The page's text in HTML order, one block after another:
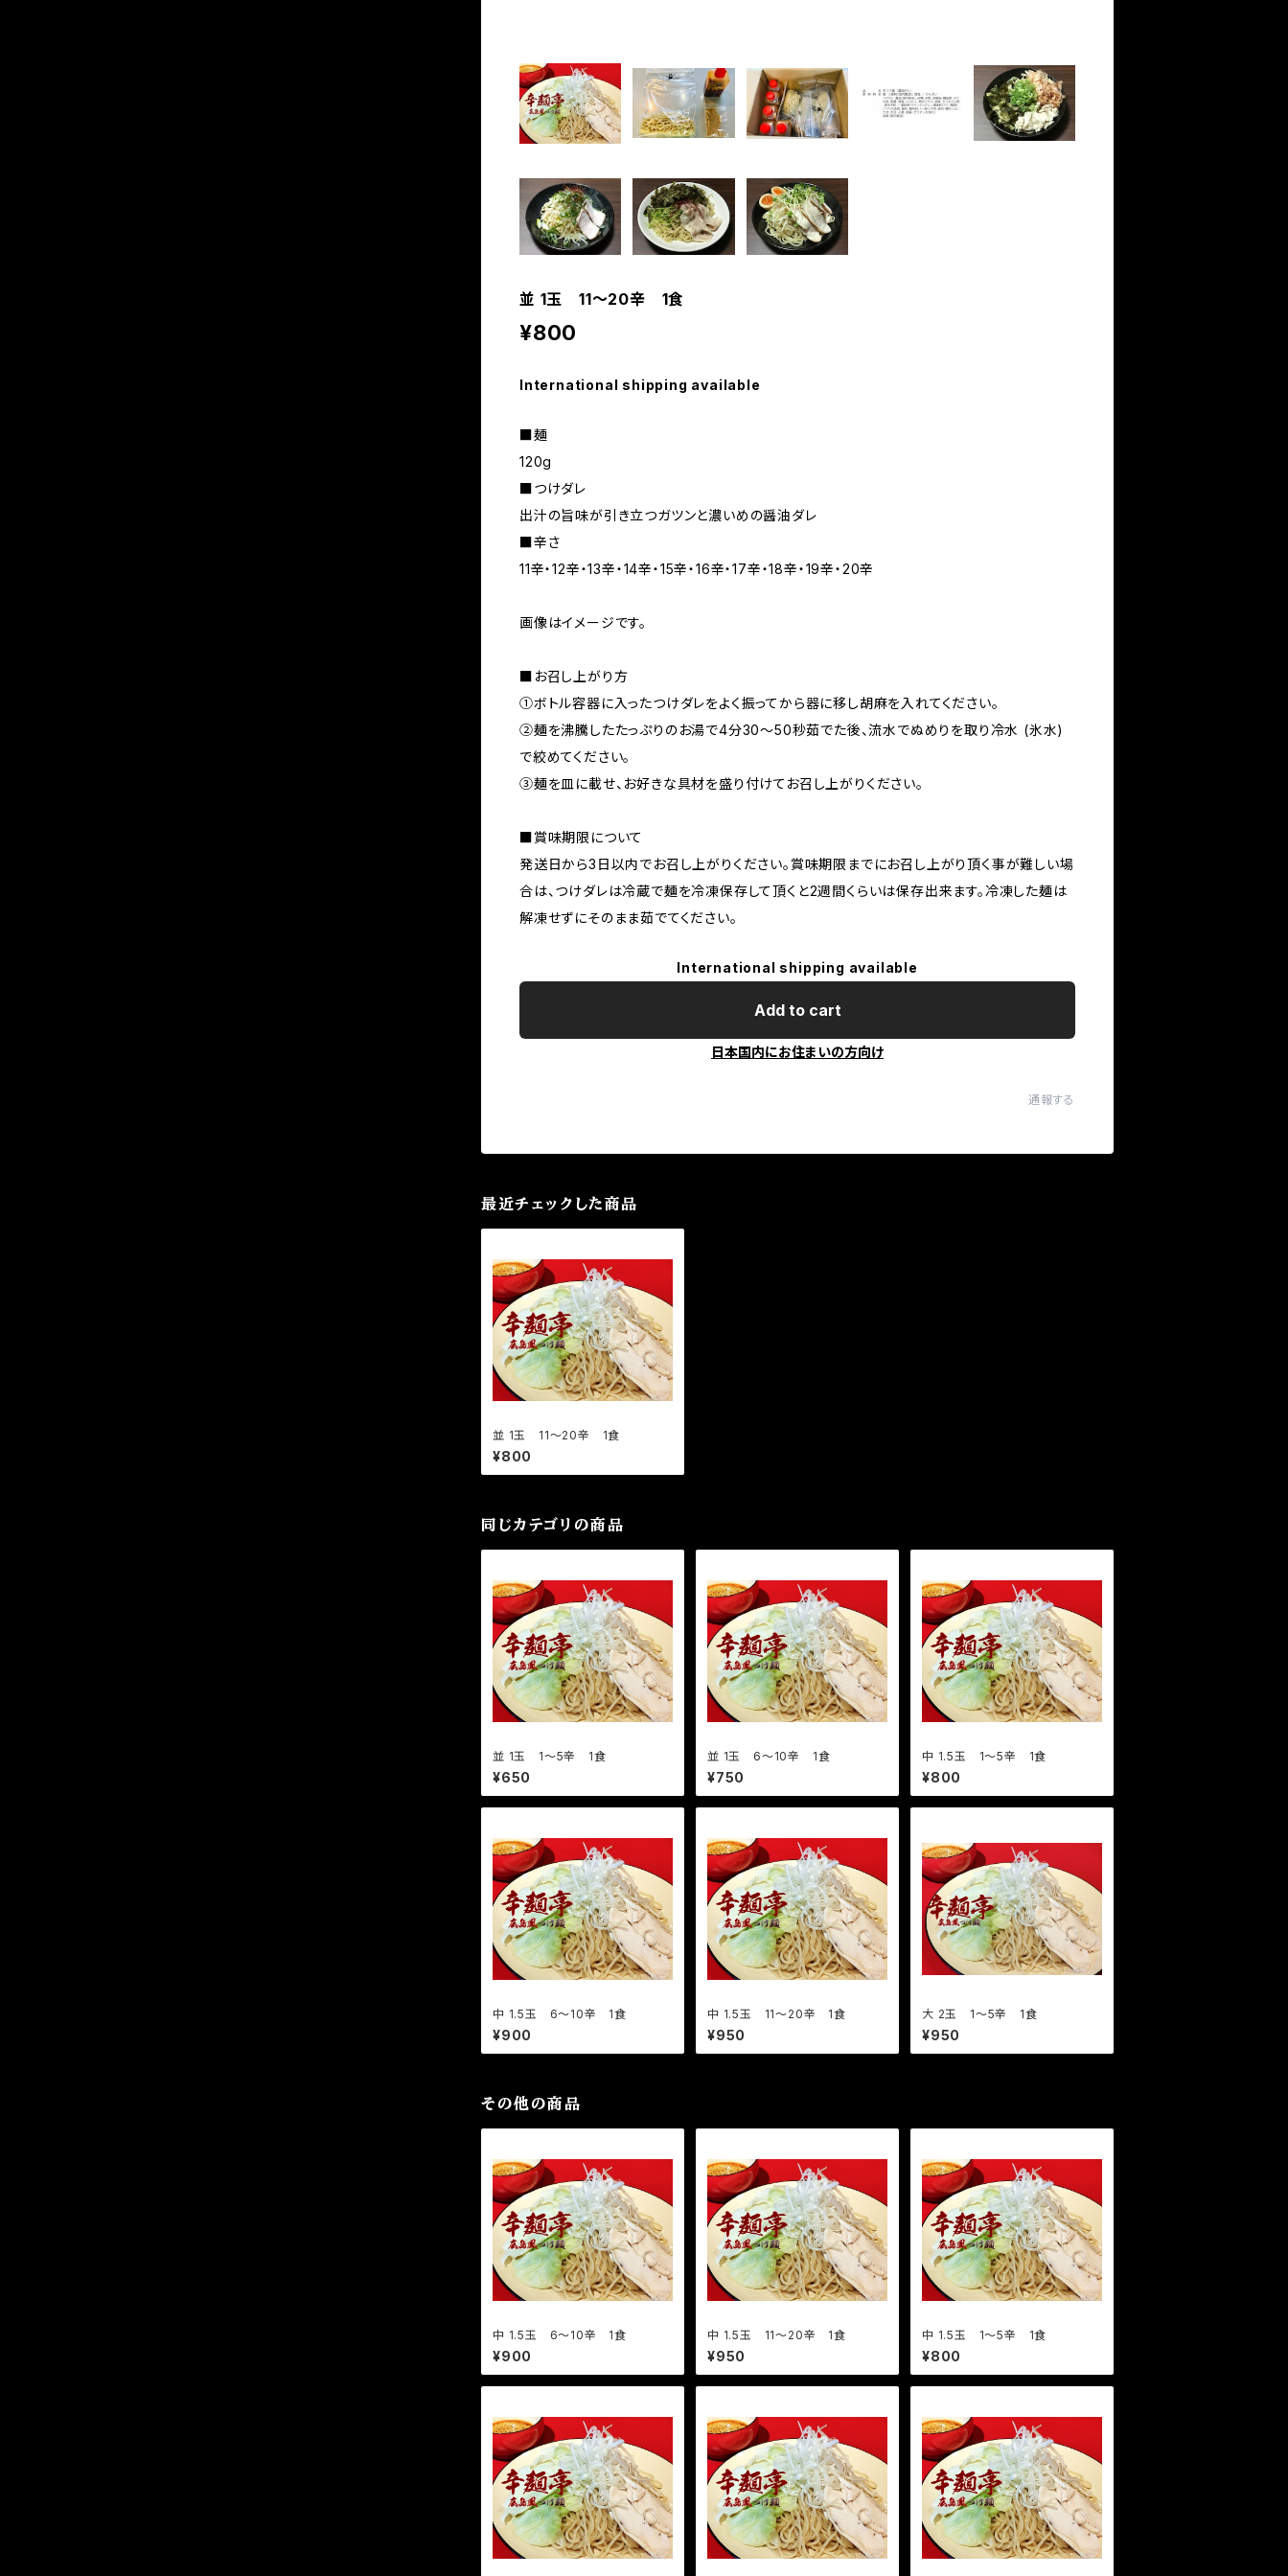
並 1玉 11〜20辛 1食
¥800
International shipping available
■麺
120g
■つけダレ
出汁の旨味が引き立つガツンと濃いめの醤油ダレ
■辛さ
11辛・12辛・13辛・14辛・15辛・16辛・17辛・18辛・19辛・20辛
画像はイメージです。
■お召し上がり方
①ボトル容器に入ったつけダレをよく振ってから器に移し胡麻を入れてください。
②麺を沸騰したたっぷりのお湯で4分30～50秒茹でた後、流水でぬめりを取り冷水 (氷水)
で絞めてください。
③麺を皿に載せ、お好きな具材を盛り付けてお召し上がりください。
■賞味期限について
発送日から3日以内でお召し上がりください。賞味期限までにお召し上がり頂く事が難しい場
合は、つけダレは冷蔵で麺を冷凍保存して頂くと2週間くらいは保存出来ます。冷凍した麺は
解凍せずにそのまま茹でてください。
International shipping available
Add to cart
日本国内にお住まいの方向け
通報する
最近チェックした商品
並 1玉 11〜20辛 1食
¥800
同じカテゴリの商品
並 1玉 1〜5辛 1食
¥650
並 1玉 6〜10辛 1食
¥750
中 1.5玉 1〜5辛 1食
¥800
中 1.5玉 6〜10辛 1食
¥900
中 1.5玉 11〜20辛 1食
¥950
大 2玉 1〜5辛 1食
¥950
その他の商品
中 1.5玉 6〜10辛 1食
¥900
中 1.5玉 11〜20辛 1食
¥950
中 1.5玉 1〜5辛 1食
¥800